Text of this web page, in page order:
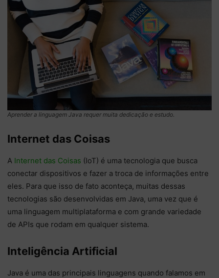
Aprender a linguagem Java requer muita dedicação e estudo.
Internet das Coisas
A Internet das Coisas (IoT) é uma tecnologia que busca
conectar dispositivos e fazer a troca de informações entre
eles. Para que isso de fato aconteça, muitas dessas
tecnologias são desenvolvidas em Java, uma vez que é
uma linguagem multiplataforma e com grande variedade
de APIs que rodam em qualquer sistema.
Inteligência Artificial
Java é uma das principais linguagens quando falamos em